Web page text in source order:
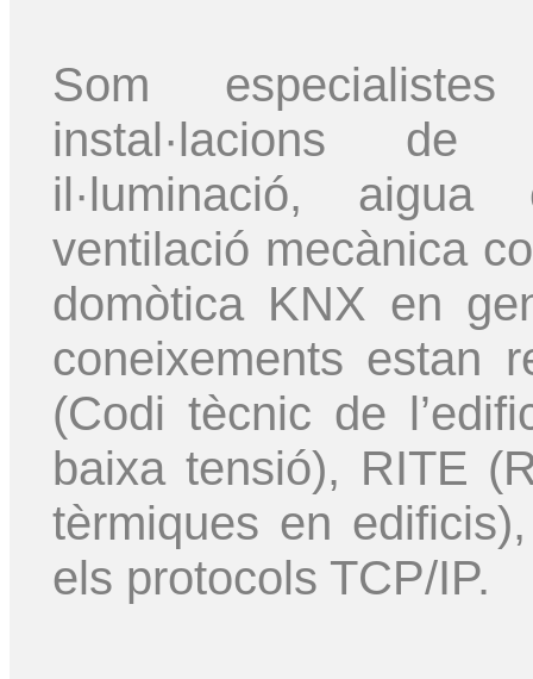
Som
instal·lacions de
il·luminació, aigua
ventilació mecànica
domòtica KNX en
coneixements estan
(Codi tècnic de
baixa tensió), RITE
tèrmiques en
els protocols TCP/IP.